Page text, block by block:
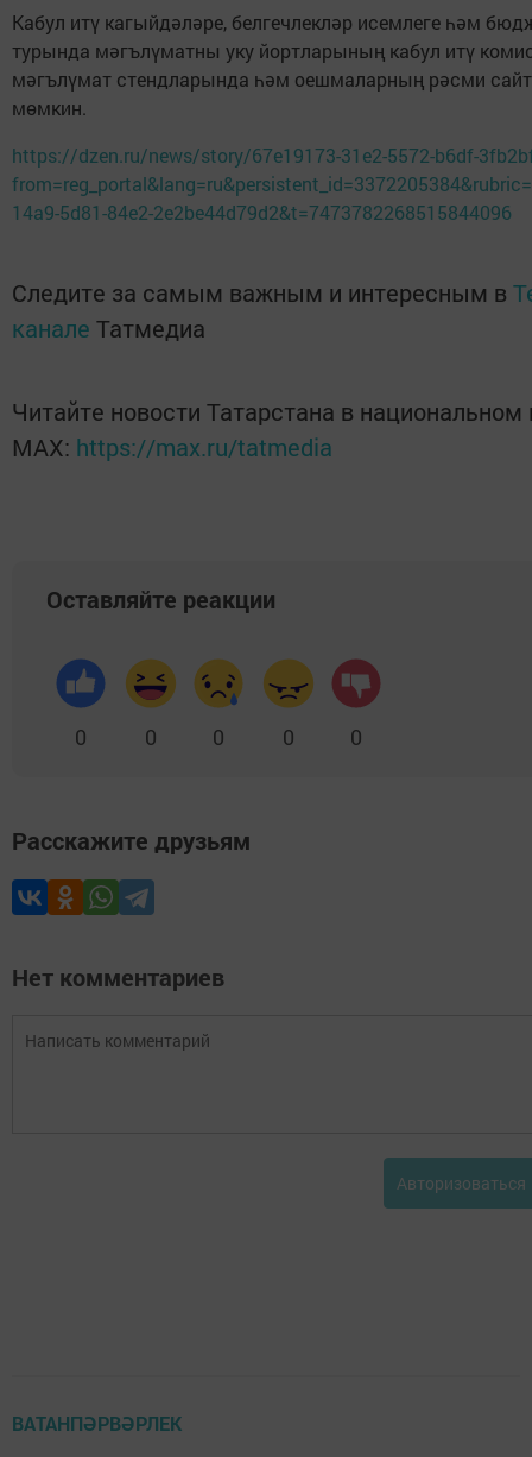
Кабул итү кагыйдәләре, белгечлекләр исемлеге һәм
турында мәгълүматны уку йортларының кабул итү
мәгълүмат стендларында һәм оешмаларның рәсми
мөмкин.
https://dzen.ru/news/story/67e19173-31e2-5572-b6df-
14a9-5d81-84e2-2e2be44d79d2&t=7473782268515844096
Следите за самым важным и интересным в
канале Татмедиа
Читайте новости Татарстана в
MАХ: https://max.ru/tatmedia
Оставляйте реакции
0 0 0 0 0
Расскажите друзьям
Нет комментариев
Авторизоваться
ВАТАНПӘРВӘРЛЕК